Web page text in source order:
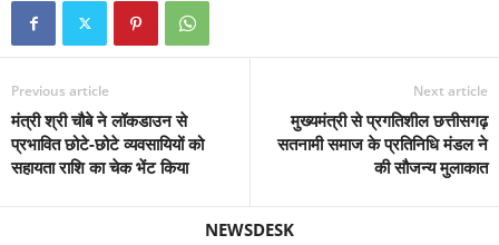
Previous article
मंत्री श्री चौबे ने लॉकडाउन से
प्रभावित छोटे-छोटे व्यवसायियों को
सहायता राशि का चेक भेंट किया
Next article
मुख्यमंत्री से प्रगतिशील छत्तीसगढ़
सतनामी समाज के प्रतिनिधि मंडल ने
की सौजन्य मुलाकात
NEWSDESK